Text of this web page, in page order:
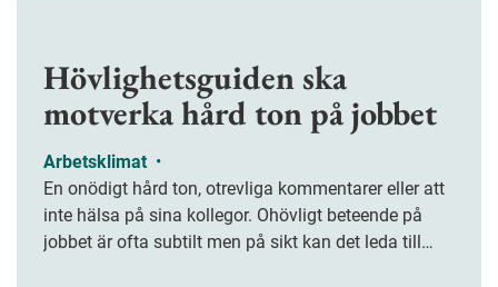
Hövlighetsguiden ska
motverka hård ton på jobbet
Arbetsklimat •
En onödigt hård ton, otrevliga kommentarer eller att
inte hälsa på sina kollegor. Ohövligt beteende på
jobbet är ofta subtilt men på sikt kan det leda till